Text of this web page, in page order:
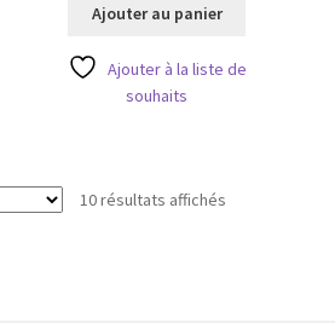
Ajouter au panier
Ajouter à la liste de
souhaits
10 résultats affichésTrié